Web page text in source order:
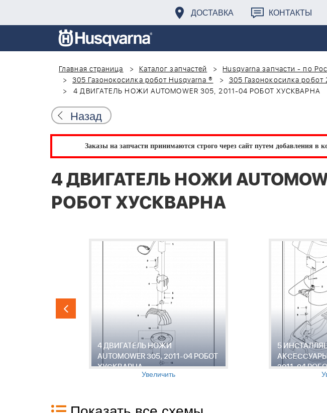
ДОСТАВКА КОНТАКТЫ
Главная страница
Каталог запчастей Husqvarna запчасти - по
305 Газонокосилка робот Husqvarna ®
305 Газонокосилка робот
4 ДВИГАТЕЛЬ НОЖИ AUTOMOWER 305, 2011-04 РОБОТ ХУСКВАРНА
Назад
Заказы на запчасти принимаются строго через сайт путем добавления в
4 ДВИГАТЕЛЬ НОЖИ
РОБОТ ХУСКВАРНА
4 ДВИГАТЕЛЬ НОЖИ
AUTOMOWER 305, 2011-04 РОБОТ
ХУСКВАРНА
Увеличить
5
АКСЕССУАРЫ
2011-04